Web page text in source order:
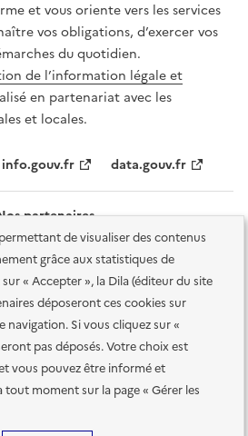
de visualiser des contenus
grâce aux statistiques de
« Accepter », la Dila (éditeur du site
déposeront ces cookies sur
Si vous cliquez sur «
pas déposés. Votre choix est
vous pouvez être informé et
moment sur la page « Gérer les
et vous oriente vers les services
vos obligations, d’exercer vos
du quotidien.
de l’information légale et
en partenariat avec les
et locales.
info.gouv.fr data.gouv.fr
partenaires
conforme
Accessibilité des
Données personnelles et sécurité
Gestion des cookies